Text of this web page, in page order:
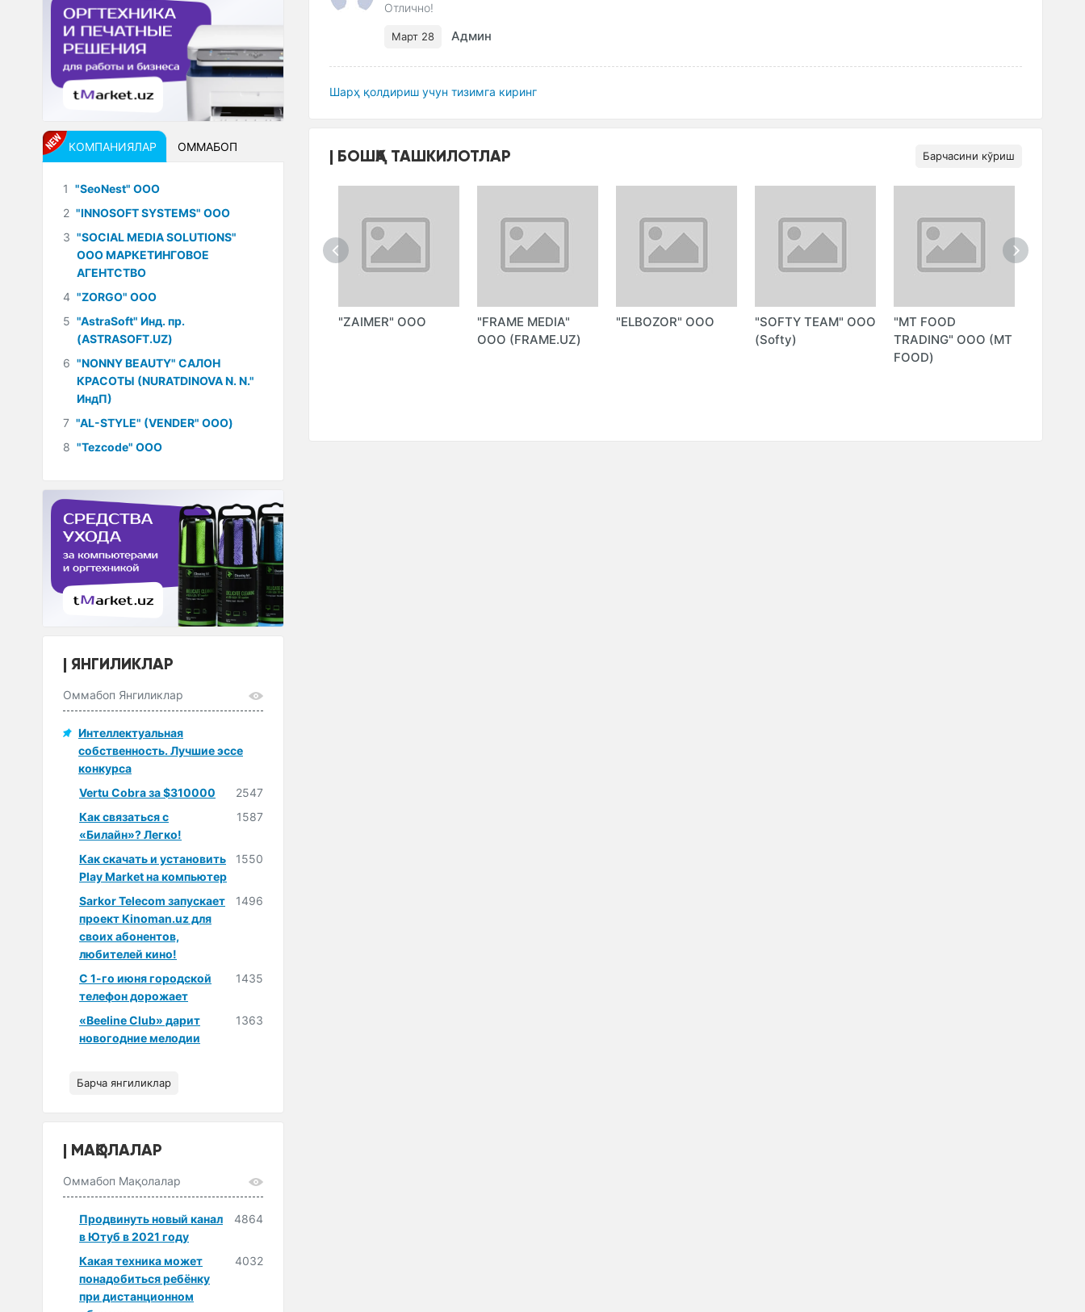
Отлично!
Март 28 Админ
Шарҳ қолдириш учун тизимга киринг
БОШҚА ТАШКИЛОТЛАР Барчасини кўриш
"BBHOUSE"
(BBWORKS" ООО)
COMPANY" ООО)
"ZAIMER" ООО
"FRAME MEDIA"
ООО (FRAME.UZ)
"ELBOZOR" ООО
"SOFTY TEAM" ООО
(Softy)
"MT FOOD
TRADING" ООО (MT
FOOD)
КОМПАНИЯЛАР ОММАБОП
1 "SeoNest" ООО
2 "INNOSOFT SYSTEMS" ООО
3 "SOCIAL MEDIA SOLUTIONS"
ООО МАРКЕТИНГОВОЕ
АГЕНТСТВО
4 "ZORGO" ООО
5 "AstraSoft" Инд. пр.
(ASTRASOFT.UZ)
6 "NONNY BEAUTY" САЛОН
КРАСОТЫ (NURATDINOVA N. N."
ИндП)
7 "AL-STYLE" (VENDER" ООО)
8 "Tezcode" ООО
ЯНГИЛИКЛАР
Оммабоп Янгиликлар
Интеллектуальная
собственность. Лучшие эссе
конкурса
Vertu Cobra за $310000
2547
Как связаться с
«Билайн»? Легко!
1587
Как скачать и установить
Play Market на компьютер
1550
Sarkor Telecom запускает
проект Kinoman.uz для
своих абонентов,
любителей кино!
1496
С 1-го июня городской
телефон дорожает
1435
«Beeline Club» дарит
новогодние мелодии
1363
Барча янгиликлар
МАҚОЛАЛАР
Оммабоп Мақолалар
Продвинуть новый канал
в Ютуб в 2021 году
4864
Какая техника может
понадобиться ребёнку
при дистанционном
4032